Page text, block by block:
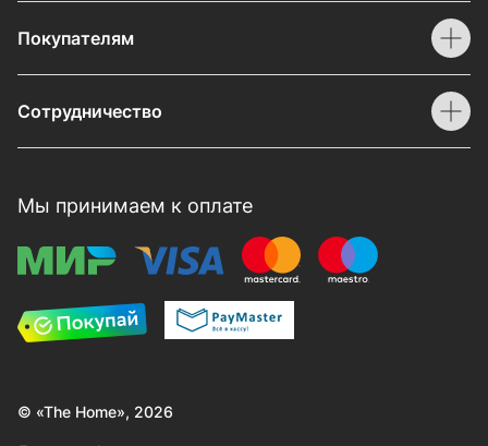
Покупателям
Сотрудничество
Мы принимаем к оплате
© «The Home», 2026